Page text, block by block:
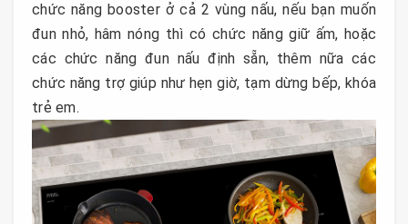
chức năng booster ở cả 2 vùng nấu, nếu bạn muốn
đun nhỏ, hâm nóng thì có chức năng giữ ấm, hoặc
các chức năng đun nấu định sẵn, thêm nữa các
chức năng trợ giúp như hẹn giờ, tạm dừng bếp, khóa
trẻ em.